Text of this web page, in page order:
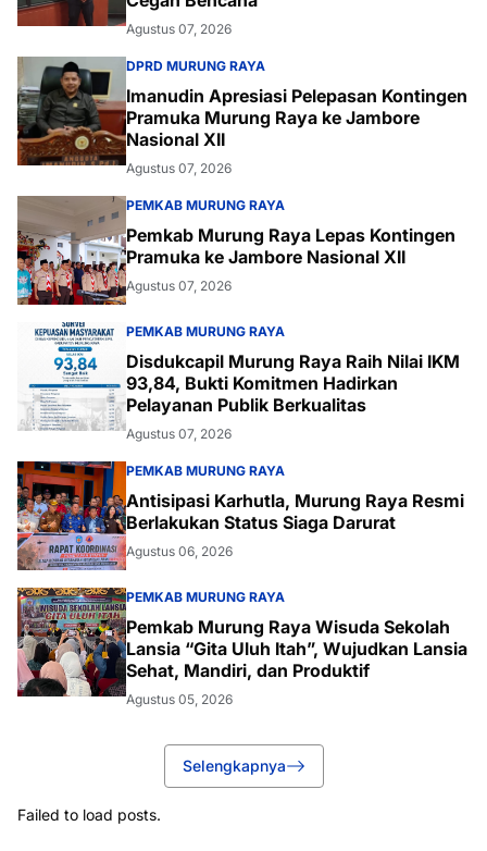
Agustus 07, 2026
DPRD MURUNG RAYA
Imanudin Apresiasi Pelepasan Kontingen
Pramuka Murung Raya ke Jambore
Nasional XII
Agustus 07, 2026
PEMKAB MURUNG RAYA
Pemkab Murung Raya Lepas Kontingen
Pramuka ke Jambore Nasional XII
Agustus 07, 2026
PEMKAB MURUNG RAYA
Disdukcapil Murung Raya Raih Nilai IKM
93,84, Bukti Komitmen Hadirkan
Pelayanan Publik Berkualitas
Agustus 07, 2026
PEMKAB MURUNG RAYA
Antisipasi Karhutla, Murung Raya Resmi
Berlakukan Status Siaga Darurat
Agustus 06, 2026
PEMKAB MURUNG RAYA
Pemkab Murung Raya Wisuda Sekolah
Lansia “Gita Uluh Itah”, Wujudkan Lansia
Sehat, Mandiri, dan Produktif
Agustus 05, 2026
Selengkapnya
Failed to load posts.